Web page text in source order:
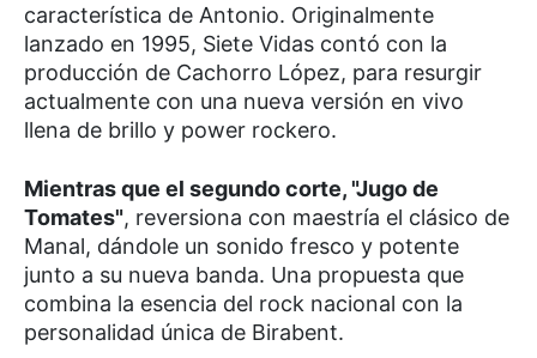
característica de Antonio. Originalmente
lanzado en 1995, Siete Vidas contó con la
producción de Cachorro López, para resurgir
actualmente con una nueva versión en vivo
llena de brillo y power rockero.
Mientras que el segundo corte, "Jugo de
Tomates", reversiona con maestría el clásico de
Manal, dándole un sonido fresco y potente
junto a su nueva banda. Una propuesta que
combina la esencia del rock nacional con la
personalidad única de Birabent.